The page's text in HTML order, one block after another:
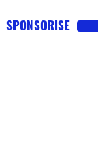
SPONSORISE